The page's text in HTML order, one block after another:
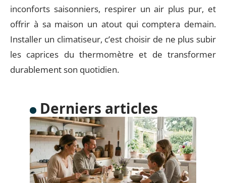
inconforts saisonniers, respirer un air plus pur, et
offrir à sa maison un atout qui comptera demain.
Installer un climatiseur, c’est choisir de ne plus subir
les caprices du thermomètre et de transformer
durablement son quotidien.
Derniers articles